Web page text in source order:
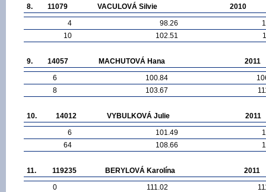
8. 11079 VACULOVÁ Silvie
2010
4
98.26
10
102.51
9. 14057 MACHUTOVÁ Hana
2011
6
100.84
8
103.67
10. 14012 VYBULKOVÁ Julie
2011
6
101.49
64
108.66
11. 119235 BERYLOVÁ Karolína
2011
0
111.02